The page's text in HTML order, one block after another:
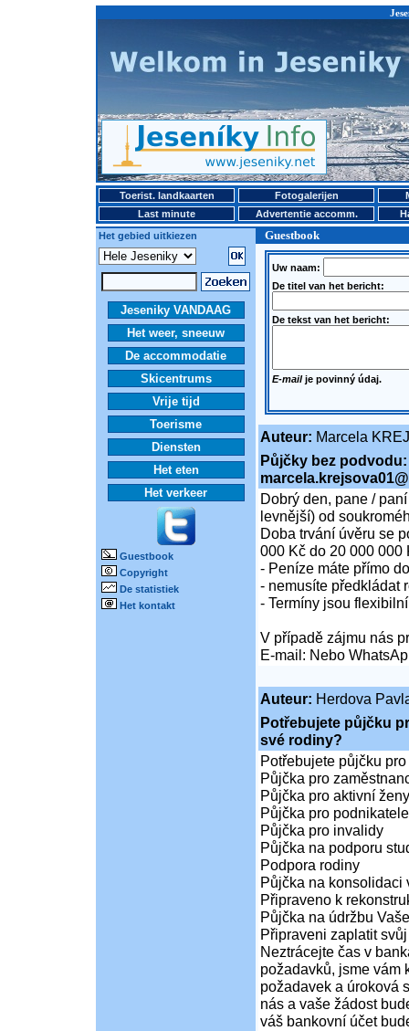
Toerist. landkaarten Fotogalerijen
Last minute
Advertentie accomm.
Het gebied uitkiezen
Guestbook
Jeseniky VANDAAG
Het weer, sneeuw
De accommodatie
Skicentrums
Vrije tijd
Toerisme
Diensten
Het eten
Het verkeer
Guestbook
Copyright
De statistiek
Het kontakt
Uw naam:
De titel van het bericht:
De tekst van het bericht:
E-mailje povinný údaj.
Auteur: Marcela
Půjčky bez podvodu:
Dobrý den, pane /
levnější) od
Doba trvání úvěru se
000 Kč do 20 000 000
- Peníze máte přímo
- nemusíte předkládat
- Termíny jsou
V případě zájmu nás
E-mail: Nebo
Auteur: Herdova
Potřebujete půjčku
své rodiny?
Potřebujete půjčku
Půjčka pro
Půjčka pro aktivní
Půjčka pro podnikatele
Půjčka pro invalidy
Půjčka na podporu
Podpora rodiny
Půjčka na konsolidaci
Připraveno k
Půjčka na údržbu
Připraveni zaplatit
Neztrácejte čas v
požadavků, jsme vám
požadavek a úroková
nás a vaše žádost
váš bankovní účet